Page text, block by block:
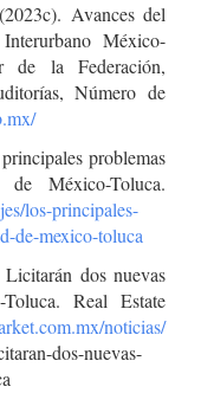
Avances del
México-
de la Federación,
Número de
problemas
México-Toluca.
los-principales-
de-mexico-toluca
dos nuevas
Real Estate
noticias/
dos-nuevas-